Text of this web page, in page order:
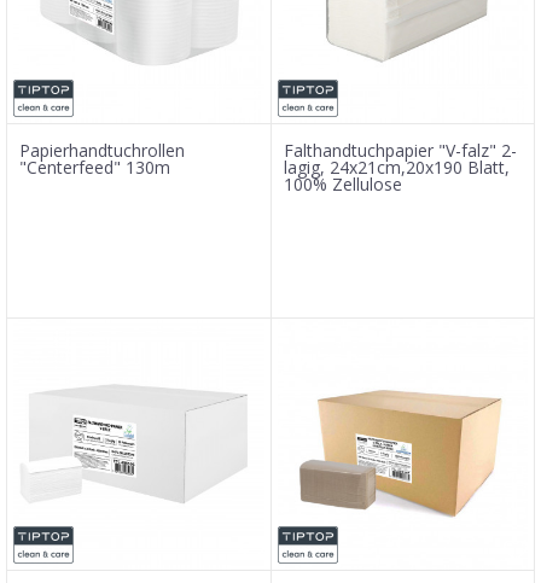
Papierhandtuchrollen
"Centerfeed" 130m
Falthandtuchpapier "V-falz" 2-
lagig, 24x21cm,20x190 Blatt,
100% Zellulose